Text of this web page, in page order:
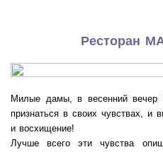
Ресторан
Милые дамы, в весенний вечер
признаться в своих чувствах, и
и восхищение!
Лучше всего эти чувства